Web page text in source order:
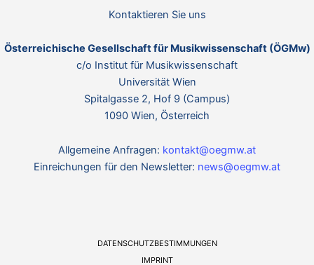
Kontaktieren Sie uns
Österreichische Gesellschaft für Musikwissenschaft (ÖGMw)
c/o Institut für Musikwissenschaft
Universität Wien
Spitalgasse 2, Hof 9 (Campus)
1090 Wien, Österreich
Allgemeine Anfragen: kontakt@oegmw.at
Einreichungen für den Newsletter: news@oegmw.at
DATENSCHUTZBESTIMMUNGEN
IMPRINT